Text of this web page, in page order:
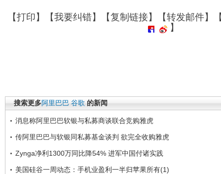
【打印】【我要纠错】【复制链接】【转发邮件】
】
搜索更多阿里巴巴 谷歌 的新闻
消息称阿里巴巴软银与私募商谈联合竞购雅虎
传阿里巴巴与软银同私募基金谈判 欲完全收购雅虎
Zynga净利1300万同比降54% 进军中国付诸实践
美国硅谷一周动态：手机业盈利一半归苹果所有(1)